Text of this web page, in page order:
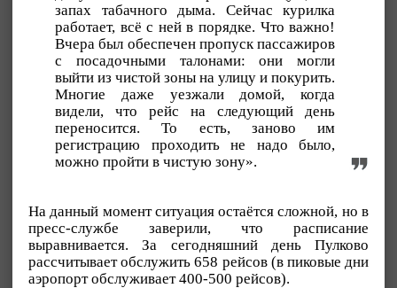
запах табачного дыма. Сейчас курилка
работает, всё с ней в порядке. Что важно!
Вчера был обеспечен пропуск пассажиров
с посадочными талонами: они могли
выйти из чистой зоны на улицу и покурить.
Многие даже уезжали домой, когда
видели, что рейс на следующий день
переносится. То есть, заново им
регистрацию проходить не надо было,
можно пройти в чистую зону».
На данный момент ситуация остаётся сложной, но в
пресс-службе заверили, что расписание
выравнивается. За сегодняшний день Пулково
рассчитывает обслужить 658 рейсов (в пиковые дни
аэропорт обслуживает 400-500 рейсов).